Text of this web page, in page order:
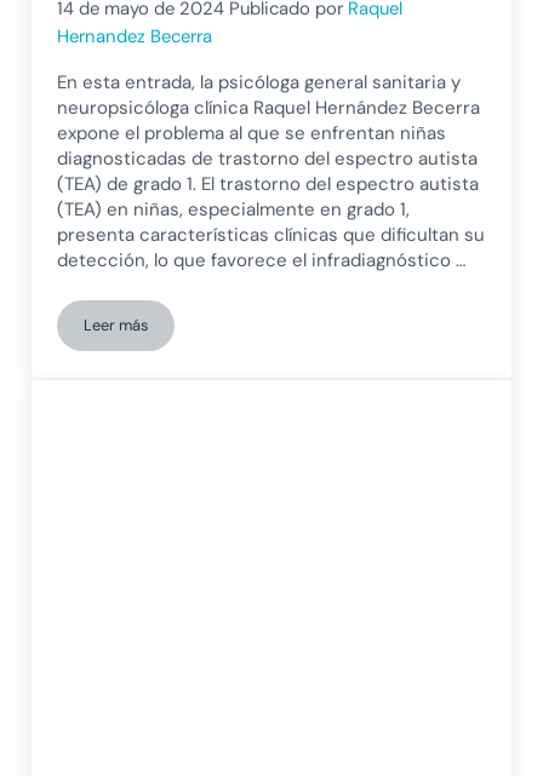
14 de mayo de 2024 Publicado por Raquel
Hernandez Becerra
En esta entrada, la psicóloga general sanitaria y
neuropsicóloga clínica Raquel Hernández Becerra
expone el problema al que se enfrentan niñas
diagnosticadas de trastorno del espectro autista
(TEA) de grado 1. El trastorno del espectro autista
(TEA) en niñas, especialmente en grado 1,
presenta características clínicas que dificultan su
detección, lo que favorece el infradiagnóstico …
Leer másLa invisibilidad del autismo en niñas, adolescentes y mujeres